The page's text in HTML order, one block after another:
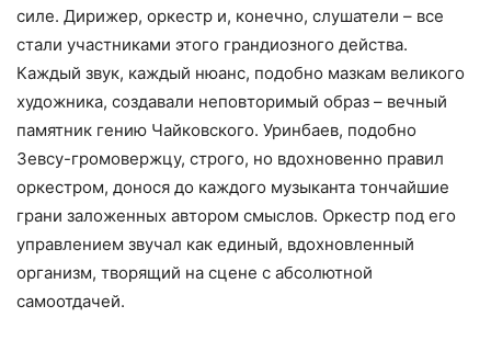
силе. Дирижер, оркестр и, конечно, слушатели – все
стали участниками этого грандиозного действа.
Каждый звук, каждый нюанс, подобно мазкам великого
художника, создавали неповторимый образ – вечный
памятник гению Чайковского. Уринбаев, подобно
Зевсу-громовержцу, строго, но вдохновенно правил
оркестром, донося до каждого музыканта тончайшие
грани заложенных автором смыслов. Оркестр под его
управлением звучал как единый, вдохновленный
организм, творящий на сцене с абсолютной
самоотдачей.